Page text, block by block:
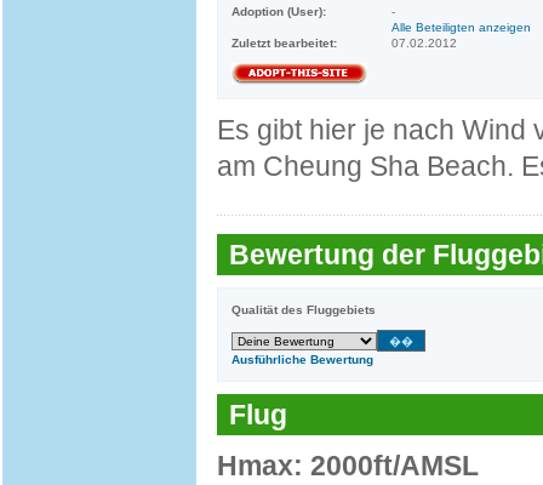
Adoption (User):
-
Alle Beteiligten anzeigen
Zuletzt bearbeitet:
07.02.2012
Es gibt hier je nach Wind
am Cheung Sha Beach.
Bewertung der
Qualität des Fluggebiets
Ausführliche Bewertung
Flug
Hmax: 2000ft/AMSL